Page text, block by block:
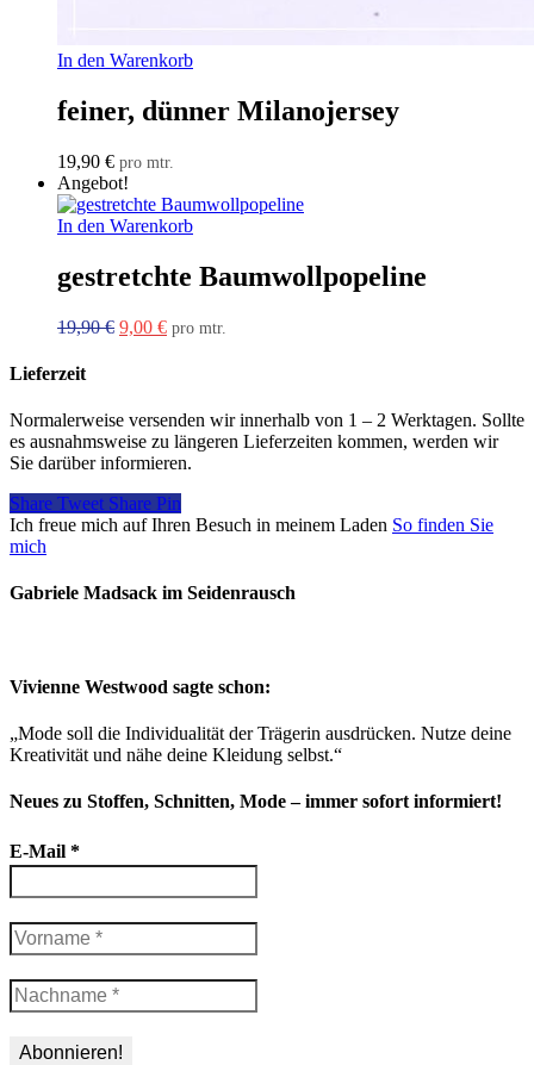
In den Warenkorb
feiner, dünner Milanojersey
19,90 € pro mtr.
Angebot!
In den Warenkorb
gestretchte Baumwollpopeline
19,90€ Ursprünglicher
9,00 €Aktueller
pro mtr.
Lieferzeit
Normalerweise versenden wir innerhalb von 1 – 2 Werktagen. Sollte
es ausnahmsweise zu längeren Lieferzeiten kommen, werden wir
Sie darüber informieren.
Share Tweet Share Pin
Ich freue mich auf Ihren Besuch in meinem Laden So finden Sie
mich
Gabriele Madsack im Seidenrausch
Vivienne Westwood sagte schon:
„Mode soll die Individualität der Trägerin ausdrücken. Nutze deine
Kreativität und nähe deine Kleidung selbst.“
Neues zu Stoffen, Schnitten, Mode – immer sofort informiert!
E-Mail *